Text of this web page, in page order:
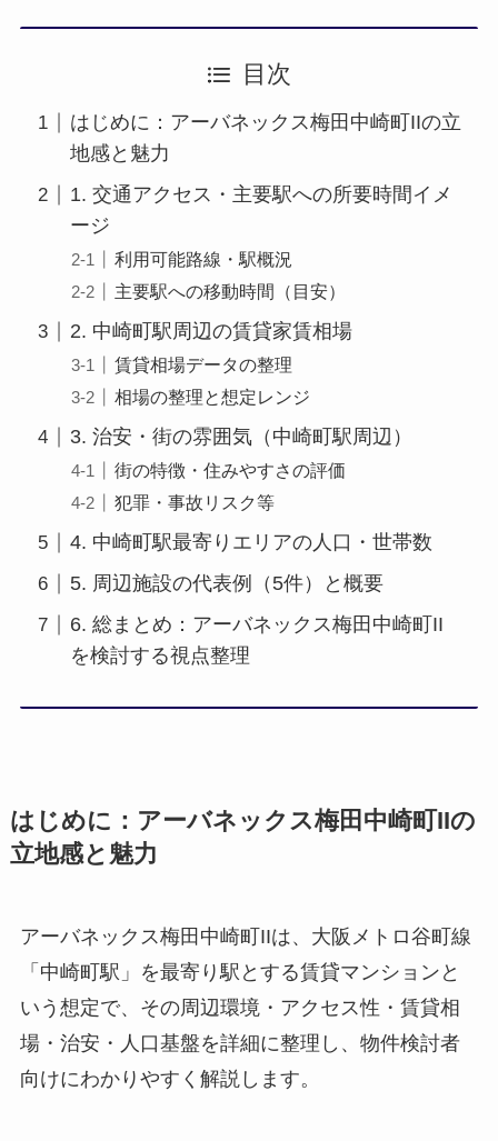
目次
はじめに：アーバネックス梅田中崎町IIの立
地感と魅力
1. 交通アクセス・主要駅への所要時間イメ
ージ
利用可能路線・駅概況
主要駅への移動時間（目安）
2. 中崎町駅周辺の賃貸家賃相場
賃貸相場データの整理
相場の整理と想定レンジ
3. 治安・街の雰囲気（中崎町駅周辺）
街の特徴・住みやすさの評価
犯罪・事故リスク等
4. 中崎町駅最寄りエリアの人口・世帯数
5. 周辺施設の代表例（5件）と概要
6. 総まとめ：アーバネックス梅田中崎町II
を検討する視点整理
はじめに：アーバネックス梅田中崎町IIの
立地感と魅力
アーバネックス梅田中崎町IIは、大阪メトロ谷町線
「中崎町駅」を最寄り駅とする賃貸マンションと
いう想定で、その周辺環境・アクセス性・賃貸相
場・治安・人口基盤を詳細に整理し、物件検討者
向けにわかりやすく解説します。